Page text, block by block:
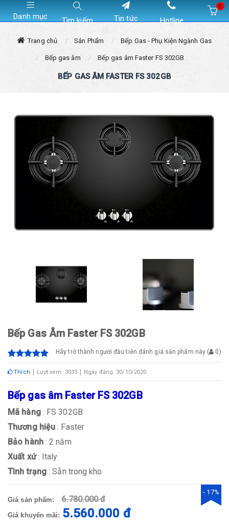
Danh mục Tìm kiếm Tin tức Hotline
0
Trang chủ Sản Phẩm Bếp Gas - Phụ Kiện Ngành Gas
Bếp gas âm Bếp gas âm Faster FS 302GB
BẾP GAS ÂM FASTER FS 302GB
Bếp Gas Âm Faster FS 302GB
Hãy trở thành người đầu tiên đánh giá sản phẩm này ( 0)
Thích Lượt xem: 3033 Ngày đăng: 30/10/2020
Bếp gas âm Faster FS 302GB
Mã hàng: FS 302GB
Thương hiệu : Faster
Bảo hành: 2 năm
Xuất xứ: Italy
Tình trạng : Sẵn trong kho
Giá sản phẩm: 6.780.000 đ
Giá khuyến mãi: 5.560.000 đ
- 17%